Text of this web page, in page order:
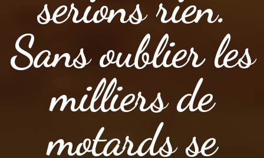
Sans oublier les
milliers de
motards se